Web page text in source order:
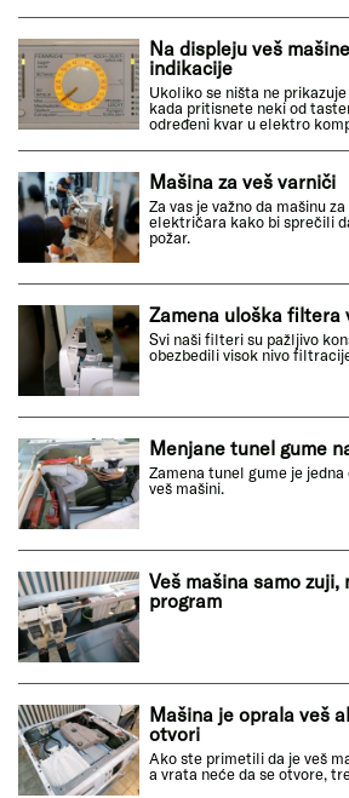
Na displeju veš
indikacije
Ukoliko se ništa ne
kada pritisnete neki od
određeni kvar u elektro
Mašina za veš varniči
Za vas je važno da mašinu
električara kako bi sprečili
požar.
Zamena uloška filtera
Svi naši filteri su pažljivo
obezbedili visok nivo
Menjane tunel gume
Zamena tunel gume je
veš mašini.
Veš mašina samo zuji,
program
Mašina je oprala veš
otvori
Ako ste primetili da je veš
a vrata neće da se otvore,